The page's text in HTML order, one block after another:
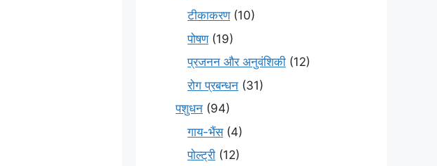
टीकाकरण(10)
पोषण(19)
प्रजनन और अनुवंशिकी (12)
रोग प्रबन्धन (31)
पशुधन (94)
गाय-भैंस(4)
पोल्ट्री (12)